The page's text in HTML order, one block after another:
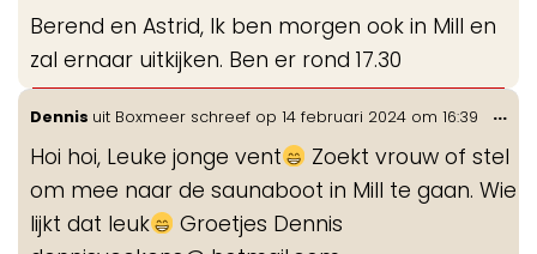
Berend en Astrid, Ik ben morgen ook in Mill en
zal ernaar uitkijken. Ben er rond 17.30
Dennis uit Boxmeer schreef op 14 februari 2024 om 16:39
Hoi hoi, Leuke jonge vent
Zoekt vrouw of stel
om mee naar de saunaboot in Mill te gaan. Wie
lijkt dat leuk
Groetjes Dennis
...